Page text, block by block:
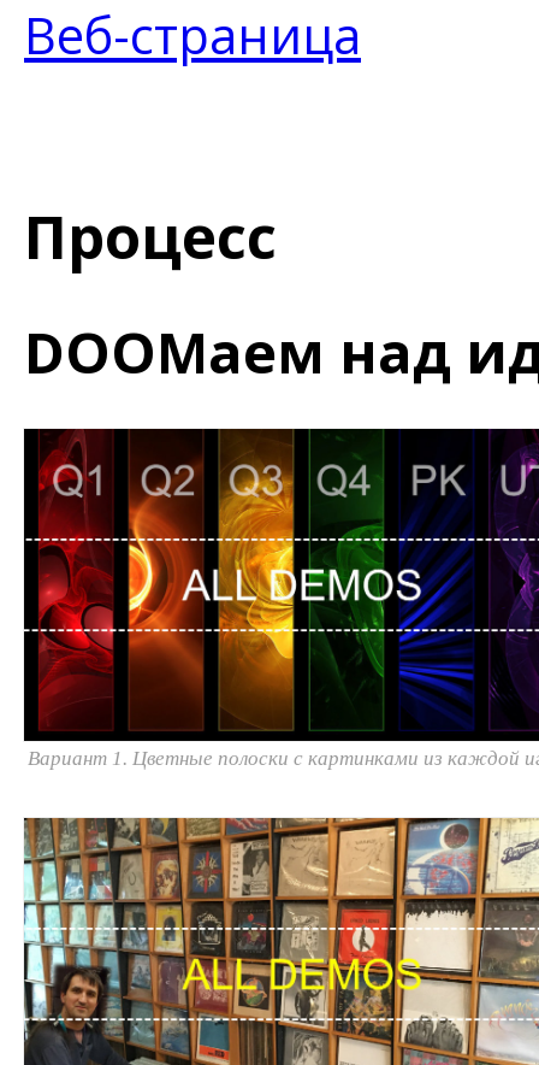
Веб-страница
Процесс
DOOMаем над
Вариант 1. Цветные полоски с картинками из каждой